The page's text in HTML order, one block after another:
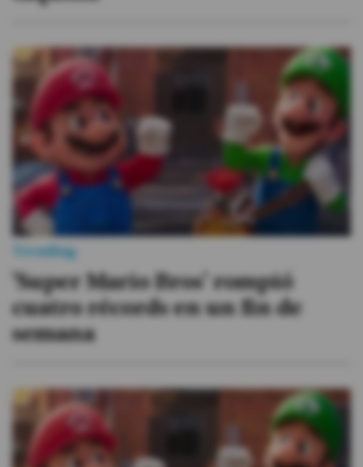
Trending
'Super Mario Bros' rompió
cuatro récords en un fin de
semana